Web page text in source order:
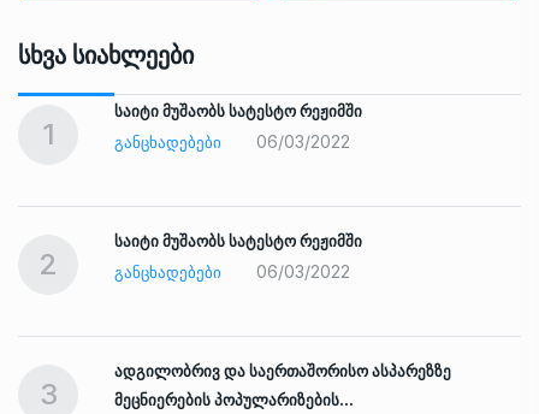
Სხვა Სიახლეები
1
საიტი მუშაობს სატესტო რეჟიმში
ᲒᲐᲜᲪᲮᲐᲓᲔᲑᲔᲑᲘ
06/03/2022
2
საიტი მუშაობს სატესტო რეჟიმში
ᲒᲐᲜᲪᲮᲐᲓᲔᲑᲔᲑᲘ
06/03/2022
3
ადგილობრივ და საერთაშორისო ასპარეზზე
მეცნიერების პოპულარიზების…